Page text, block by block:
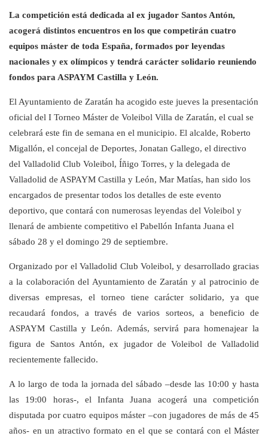
La competición está dedicada al ex jugador Santos Antón,
acogerá distintos encuentros en los que competirán cuatro
equipos máster de toda España, formados por leyendas
nacionales y ex olímpicos y tendrá carácter solidario reuniendo
fondos para ASPAYM Castilla y León.
El Ayuntamiento de Zaratán ha acogido este jueves la presentación
oficial del I Torneo Máster de Voleibol Villa de Zaratán, el cual se
celebrará este fin de semana en el municipio. El alcalde, Roberto
Migallón, el concejal de Deportes, Jonatan Gallego, el directivo
del Valladolid Club Voleibol, Íñigo Torres, y la delegada de
Valladolid de ASPAYM Castilla y León, Mar Matías, han sido los
encargados de presentar todos los detalles de este evento
deportivo, que contará con numerosas leyendas del Voleibol y
llenará de ambiente competitivo el Pabellón Infanta Juana el
sábado 28 y el domingo 29 de septiembre.
Organizado por el Valladolid Club Voleibol, y desarrollado gracias
a la colaboración del Ayuntamiento de Zaratán y al patrocinio de
diversas empresas, el torneo tiene carácter solidario, ya que
recaudará fondos, a través de varios sorteos, a beneficio de
ASPAYM Castilla y León. Además, servirá para homenajear la
figura de Santos Antón, ex jugador de Voleibol de Valladolid
recientemente fallecido.
A lo largo de toda la jornada del sábado –desde las 10:00 y hasta
las 19:00 horas-, el Infanta Juana acogerá una competición
disputada por cuatro equipos máster –con jugadores de más de 45
años- en un atractivo formato en el que se contará con el Máster